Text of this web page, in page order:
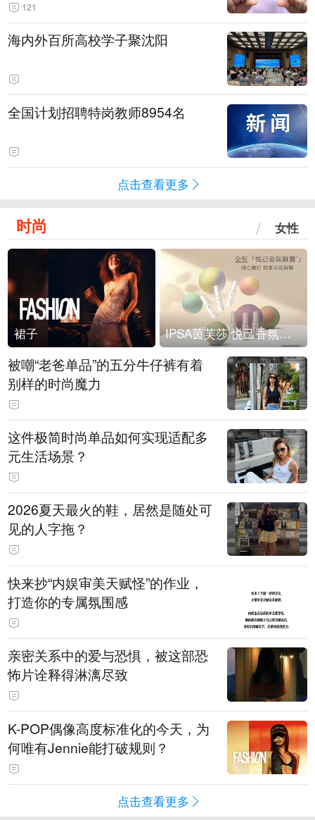
121
海内外百所高校学子聚沈阳
全国计划招聘特岗教师8954名
点击查看更多
时尚 女性
裙子 IPSA茵芙莎 悦己香氛凝露上市
被嘲“老爸单品”的五分牛仔裤有着
别样的时尚魔力
这件极简时尚单品如何实现适配多
元生活场景？
2026夏天最火的鞋，居然是随处可
见的人字拖？
快来抄“内娱审美天赋怪”的作业，
打造你的专属氛围感
亲密关系中的爱与恐惧，被这部恐
怖片诠释得淋漓尽致
K-POP偶像高度标准化的今天，为
何唯有Jennie能打破规则？
点击查看更多